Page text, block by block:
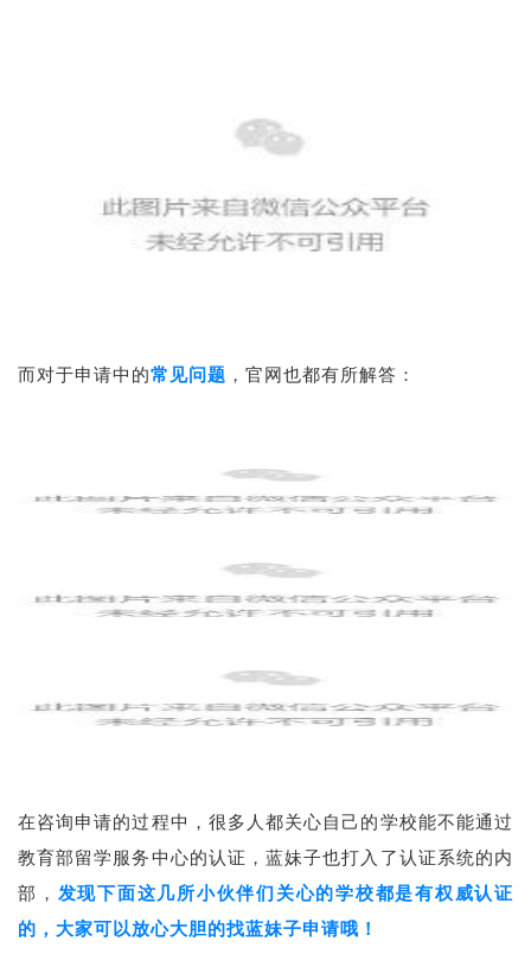
而对于申请中的常见问题 ，官网也都有所解答：
在咨询申请的过程中，很多人都关心自己的学校能不能通过
教育部留学服务中心的认证，蓝妹子也打入了认证系统的内
部， 发现下面这几所小伙伴们关心的学校都是有权威认证
的，大家可以放心大胆的找蓝妹子申请哦！